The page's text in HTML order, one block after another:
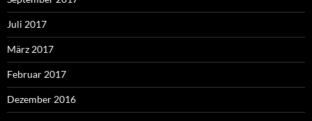
Juli 2017
März 2017
Februar 2017
Dezember 2016